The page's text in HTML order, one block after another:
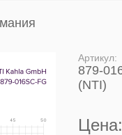
Артикул:
879-
(NTI)
Цена: